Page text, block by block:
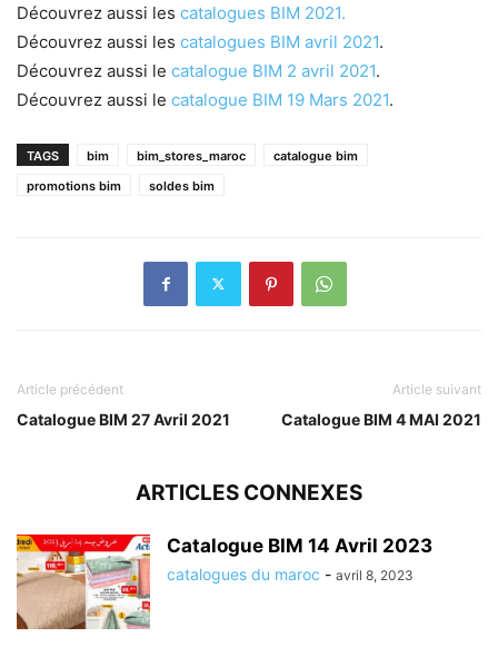
Découvrez aussi les catalogues BIM 2021.
Découvrez aussi les catalogues BIM avril 2021.
Découvrez aussi le catalogue BIM 2 avril 2021.
Découvrez aussi le catalogue BIM 19 Mars 2021.
TAGS bim bim_stores_maroc
catalogue bim
promotions bim
soldes bim
Article précédent
Catalogue BIM 27 Avril 2021
Article suivant
Catalogue BIM 4 MAI 2021
ARTICLES CONNEXES
Catalogue BIM 14 Avril 2023
catalogues du maroc - avril 8, 2023